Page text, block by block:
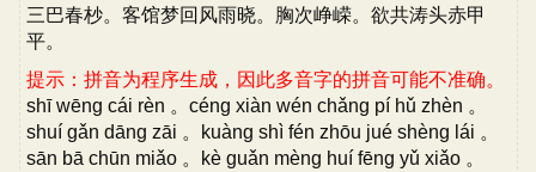
三巴春杪。客馆梦回风雨晓。胸次峥嵘。欲共涛头赤甲
平。
提示：拼音为程序生成，因此多音字的拼音可能不准确。
shī wēng cái rèn 。céng xiàn wén chǎng pí hǔ zhèn 。
shuí gǎn dāng zāi 。kuàng shì fén zhōu jué shèng lái 。
sān bā chūn miǎo 。kè guǎn mèng huí fēng yǔ xiǎo 。